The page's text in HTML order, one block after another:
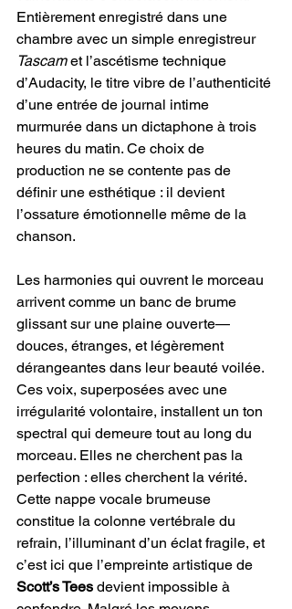
Entièrement enregistré dans une
chambre avec un simple enregistreur
Tascam et l’ascétisme technique
d’Audacity, le titre vibre de l’authenticité
d’une entrée de journal intime
murmurée dans un dictaphone à trois
heures du matin. Ce choix de
production ne se contente pas de
définir une esthétique : il devient
l’ossature émotionnelle même de la
chanson.
Les harmonies qui ouvrent le morceau
arrivent comme un banc de brume
glissant sur une plaine ouverte—
douces, étranges, et légèrement
dérangeantes dans leur beauté voilée.
Ces voix, superposées avec une
irrégularité volontaire, installent un ton
spectral qui demeure tout au long du
morceau. Elles ne cherchent pas la
perfection : elles cherchent la vérité.
Cette nappe vocale brumeuse
constitue la colonne vertébrale du
refrain, l’illuminant d’un éclat fragile, et
c’est ici que l’empreinte artistique de
Scott’s Tees devient impossible à